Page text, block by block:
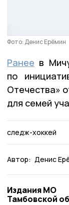
Фото: Денис Ерёмин
Ранее в
по
Отечества»
для семей
следж-хоккей
Автор: Денис
Издания МО
Тамбовской